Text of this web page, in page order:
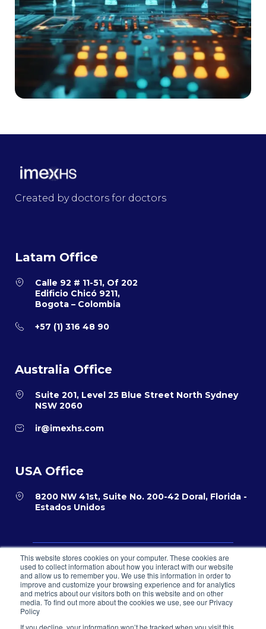
This website stores cookies on your computer. These cookies are
used to collect information about how you interact with our website
and allow us to remember you. We use this information in order to
improve and customize your browsing experience and for analytics
and metrics about our visitors both on this website and on other
media. To find out more about the cookies we use, see our Privacy
Policy
If you decline, your information won’t be tracked when you visit this
Created by doctors for doctors
Latam Office
Calle 92 # 11-51, Of 202
Edificio Chicó 9211,
Bogota – Colombia
+57 (1) 316 48 90
Australia Office
Suite 201, Level 25 Blue Street North Sydney
NSW 2060
ir@imexhs.com
USA Office
8200 NW 41st, Suite No. 200-42 Doral, Florida -
Estados Unidos
Política de privacidad
Términos y condiciones para el comercio
electrónico
Sistema PQR
© 2026 IMEXHS® todos los derechos reservados